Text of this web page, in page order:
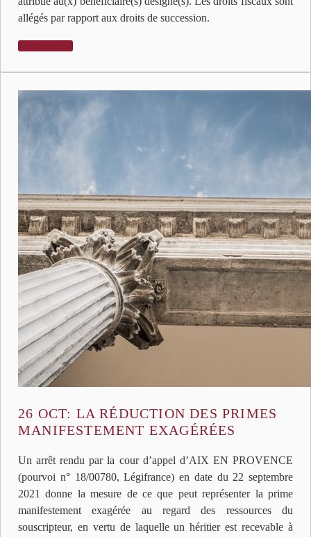
allégés par rapport aux droits de succession.
26 OCT: LA RÉDUCTION DES PRIMES
MANIFESTEMENT EXAGÉRÉES
Un arrêt rendu par la cour d’appel d’AIX EN PROVENCE
(pourvoi n° 18/00780, Légifrance) en date du 22 septembre
2021 donne la mesure de ce que peut représenter la prime
manifestement exagérée au regard des ressources du
souscripteur, en vertu de laquelle un héritier est recevable à